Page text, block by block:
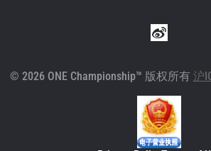
© 2026 ONE Championship™ 版权所有 沪